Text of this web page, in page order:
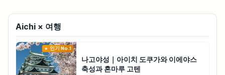
Aichi × 여행
인기 No.1
나고야성｜아이치 도쿠가와 이에야스
축성과 혼마루 고텐